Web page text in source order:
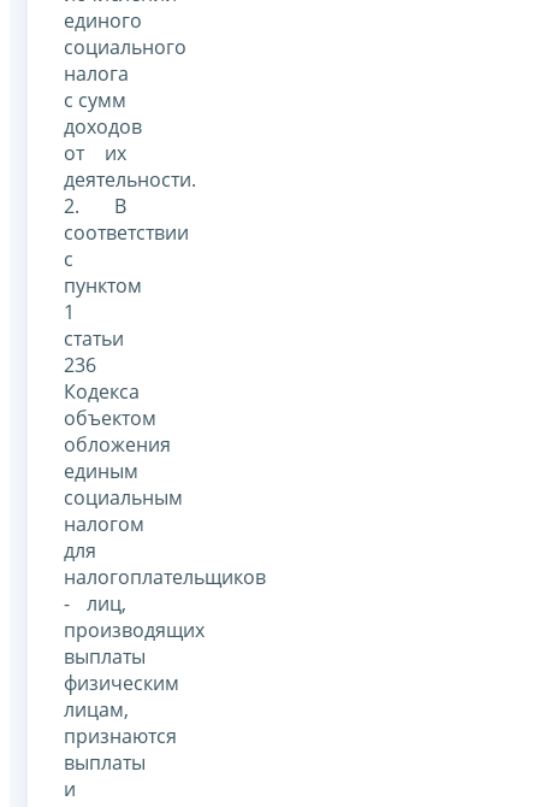
единого
социального
налога
с сумм
доходов
от их
деятельности.
2. В
соответствии
с
пунктом
1
статьи
236
Кодекса
объектом
обложения
единым
социальным
налогом
для
налогоплательщиков
- лиц,
производящих
выплаты
физическим
лицам,
признаются
выплаты
и